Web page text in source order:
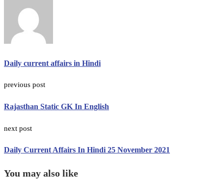
Daily current affairs in Hindi
previous post
Rajasthan Static GK In English
next post
Daily Current Affairs In Hindi 25 November 2021
You may also like